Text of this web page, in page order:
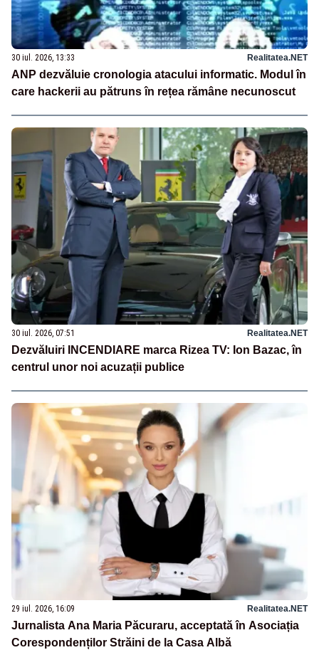
30 iul. 2026, 13:33 Realitatea.NET
ANP dezvăluie cronologia atacului informatic. Modul în
care hackerii au pătruns în rețea rămâne necunoscut
30 iul. 2026, 07:51 Realitatea.NET
Dezvăluiri INCENDIARE marca Rizea TV: Ion Bazac, în
centrul unor noi acuzații publice
29 iul. 2026, 16:09 Realitatea.NET
Jurnalista Ana Maria Păcuraru, acceptată în Asociația
Corespondenților Străini de la Casa Albă